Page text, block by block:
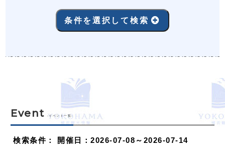
条件を選択して検索
Event -イベント一覧-
検索条件 ： 開催日：2026-07-08～2026-07-14